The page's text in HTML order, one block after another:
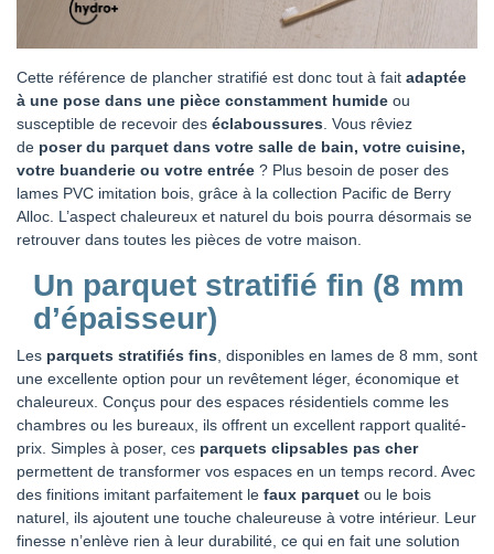
Cette référence de plancher stratifié est donc tout à fait adaptée
à une pose dans une pièce constamment humide ou
susceptible de recevoir des éclaboussures . Vous rêviez
de poser du parquet dans votre salle de bain, votre cuisine,
votre buanderie ou votre entrée ? Plus besoin de poser des
lames PVC imitation bois, grâce à la collection Pacific de Berry
Alloc. L’aspect chaleureux et naturel du bois pourra désormais se
retrouver dans toutes les pièces de votre maison.
Un parquet stratifié fin (8 mm
d’épaisseur)
Les parquets stratifiés fins , disponibles en lames de 8 mm, sont
une excellente option pour un revêtement léger, économique et
chaleureux. Conçus pour des espaces résidentiels comme les
chambres ou les bureaux, ils offrent un excellent rapport qualité-
prix. Simples à poser, ces parquets clipsables pas cher
permettent de transformer vos espaces en un temps record. Avec
des finitions imitant parfaitement le faux parquet ou le bois
naturel, ils ajoutent une touche chaleureuse à votre intérieur. Leur
finesse n’enlève rien à leur durabilité, ce qui en fait une solution